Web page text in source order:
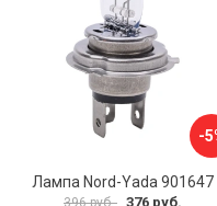
-
Лампа Nord-Yada 901647
396 руб. 376 руб.